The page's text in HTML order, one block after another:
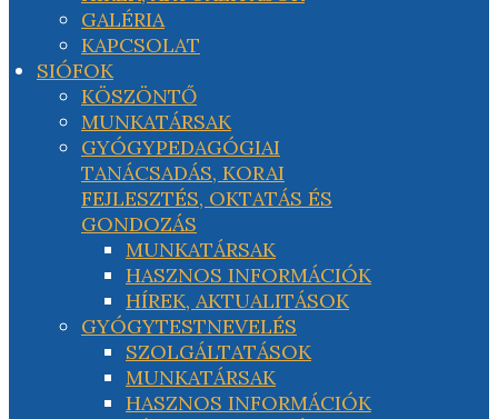
GALÉRIA
KAPCSOLAT
SIÓFOK
KÖSZÖNTŐ
MUNKATÁRSAK
GYÓGYPEDAGÓGIAI
TANÁCSADÁS, KORAI
FEJLESZTÉS, OKTATÁS ÉS
GONDOZÁS
MUNKATÁRSAK
HASZNOS INFORMÁCIÓK
HÍREK, AKTUALITÁSOK
GYÓGYTESTNEVELÉS
SZOLGÁLTATÁSOK
MUNKATÁRSAK
HASZNOS INFORMÁCIÓK